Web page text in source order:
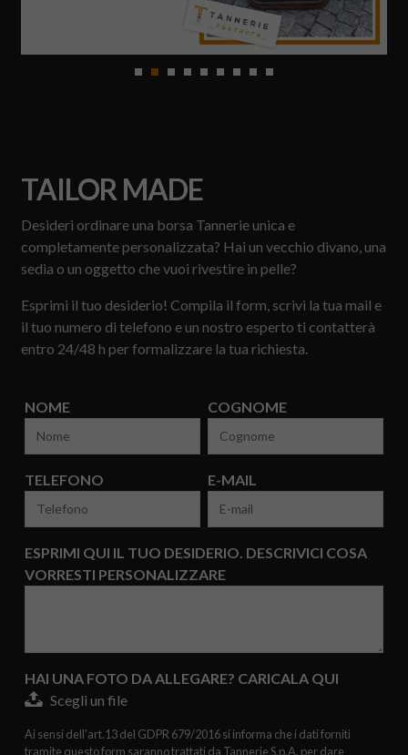
TAILOR MADE
Desideri ordinare una borsa Tannerie unica e
completamente personalizzata? Hai un vecchio divano, una
sedia o un oggetto che vuoi rivestire in pelle?
Esprimi il tuo desiderio! Compila il form, scrivi la tua mail e
il tuo numero di telefono e un nostro esperto ti contatterà
entro 24/48 h per formalizzare la tua richiesta.
NOME COGNOME
TELEFONO E-MAIL
ESPRIMI QUI IL TUO DESIDERIO. DESCRIVICI COSA
VORRESTI PERSONALIZZARE
HAI UNA FOTO DA ALLEGARE? CARICALA QUI
Scegli un file
Ai sensi dell'art.13 del GDPR 679/2016 si informa che i dati forniti
tramite questo form saranno trattati da Tannerie S.p.A. per dare